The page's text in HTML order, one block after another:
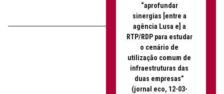
“aprofundar
sinergias [entre a
agência Lusa e] a
RTP/RDP para estudar
o cenário de
utilização comum de
infraestruturas das
duas empresas”
(jornal eco, 12-03-